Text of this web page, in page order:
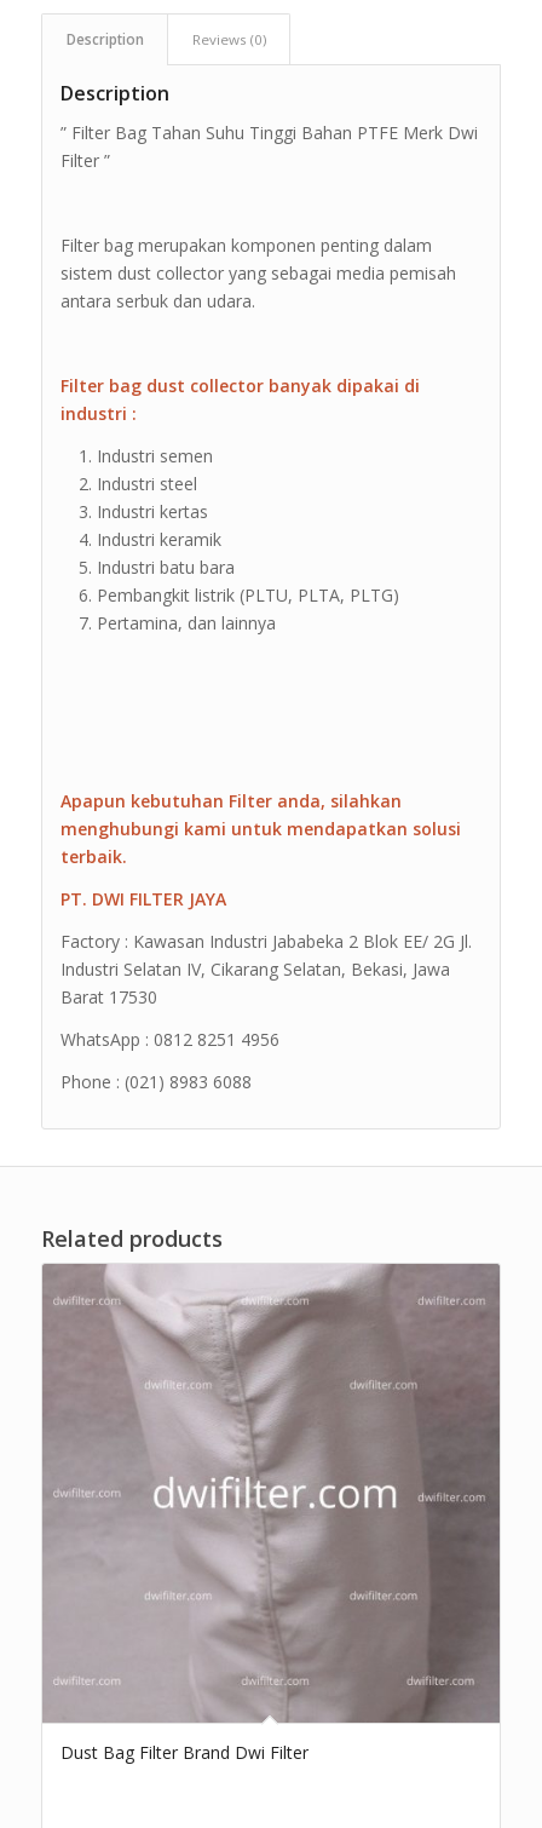
Description Reviews (0)
Description
” Filter Bag Tahan Suhu Tinggi Bahan PTFE Merk Dwi
Filter ”
Filter bag merupakan komponen penting dalam
sistem dust collector yang sebagai media pemisah
antara serbuk dan udara.
Filter bag dust collector banyak dipakai di
industri :
Industri semen
Industri steel
Industri kertas
Industri keramik
Industri batu bara
Pembangkit listrik (PLTU, PLTA, PLTG)
Pertamina, dan lainnya
Apapun kebutuhan Filter anda, silahkan
menghubungi kami untuk mendapatkan solusi
terbaik.
PT. DWI FILTER JAYA
Factory : Kawasan Industri Jababeka 2 Blok EE/ 2G Jl.
Industri Selatan IV, Cikarang Selatan, Bekasi, Jawa
Barat 17530
WhatsApp : 0812 8251 4956
Phone : (021) 8983 6088
Related products
Dust Bag Filter Brand Dwi Filter